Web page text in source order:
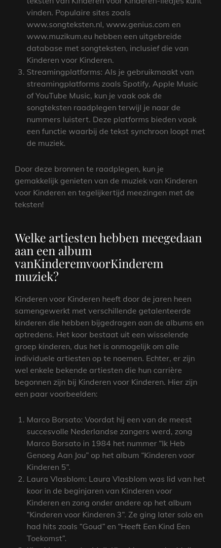
vinden. Populaire sites zoals
www.songteksten.nl, www.genius.com en
www.muzikum.eu hebben een uitgebreide
database met songteksten, inclusief die van
Kinderen voor Kinderen.
Streamingplatforms: Als je gebruikmaakt van
streamingplatforms zoals Spotify, Apple Music
of YouTube Music, kun je vaak ook de
songteksten raadplegen terwijl je naar de
nummers luistert. Deze platforms bieden vaak
een functie waarbij de tekst synchroon loopt met
de muziek.
Door deze bronnen te raadplegen, kun je
gemakkelijk genieten van de muziek van Kinderen
voor Kinderen en tegelijkertijd meezingen met de
teksten!
Welke artiesten hebben meegedaan
aan een album
vanKinderemvoorKinderem
muziek?
Kinderen voor Kinderen heeft door de jaren heen
samengewerkt met verschillende getalenteerde
kinderen die hebben bijgedragen aan de albums en
optredens. Het koor bestaat uit een wisselende
groep kinderen, dus het is onmogelijk om alle
individuele artiesten op te noemen. Echter, er zijn
wel enkele bekende artiesten die hun carrière
begonnen zijn bij Kinderen voor Kinderen. Hier zijn
een paar voorbeelden:
Marco Borsato: Voordat hij een van de meest
succesvolle Nederlandse zangers werd, zong
Marco Borsato in 1984 het nummer “Ik Heb
Genoeg Aan Jou” op het album “Kinderen voor
Kinderen 5”.
Laura Vlasblom: Laura Vlasblom was lid van het
koor in de beginjaren van Kinderen voor
Kinderen en zong onder andere op het album
“Kinderen voor Kinderen 3”. Ze ging later solo en
had hits zoals “Goud” en “Heeft Een Kind Een
Toekomst”.